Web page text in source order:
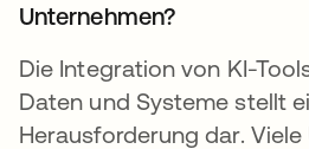
Unternehmen?
Die Integration von KI-
Daten und Systeme stellt
Herausforderung dar.